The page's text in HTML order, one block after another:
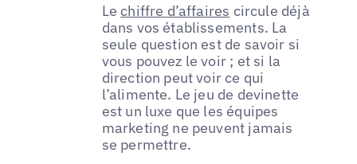
Lechiffre d’affaires circule déjà
dans vos établissements. La
seule question est de savoir si
vous pouvez le voir ; et si la
direction peut voir ce qui
l’alimente. Le jeu de devinette
est un luxe que les équipes
marketing ne peuvent jamais
se permettre.